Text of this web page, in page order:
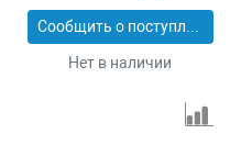
Сообщить о поступлении
Нет в наличии